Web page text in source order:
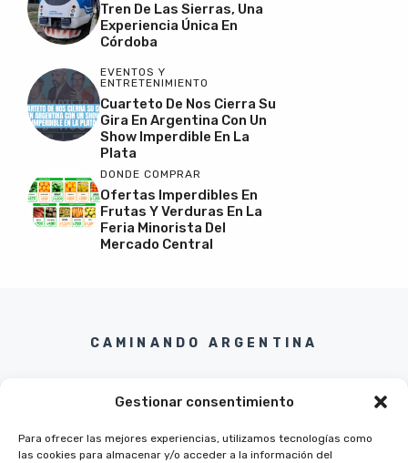
Gestionar consentimiento
Para ofrecer las mejores experiencias, utilizamos tecnologías como
las cookies para almacenar y/o acceder a la información del
Tren De Las Sierras, Una
Experiencia Única En
Córdoba
EVENTOS Y
ENTRETENIMIENTO
Cuarteto De Nos Cierra Su
Gira En Argentina Con Un
Show Imperdible En La
Plata
DONDE COMPRAR
Ofertas Imperdibles En
Frutas Y Verduras En La
Feria Minorista Del
Mercado Central
CAMINANDO ARGENTINA